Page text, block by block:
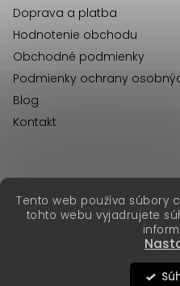
Tento web používa súbory
tohto webu vyjadrujete
Doprava a platba
Hodnotenie obchodu
Obchodné podmienky
Podmienky ochrany
Blog
Kontakt
Vytvoril Shoptet
Copyright 2026Erika